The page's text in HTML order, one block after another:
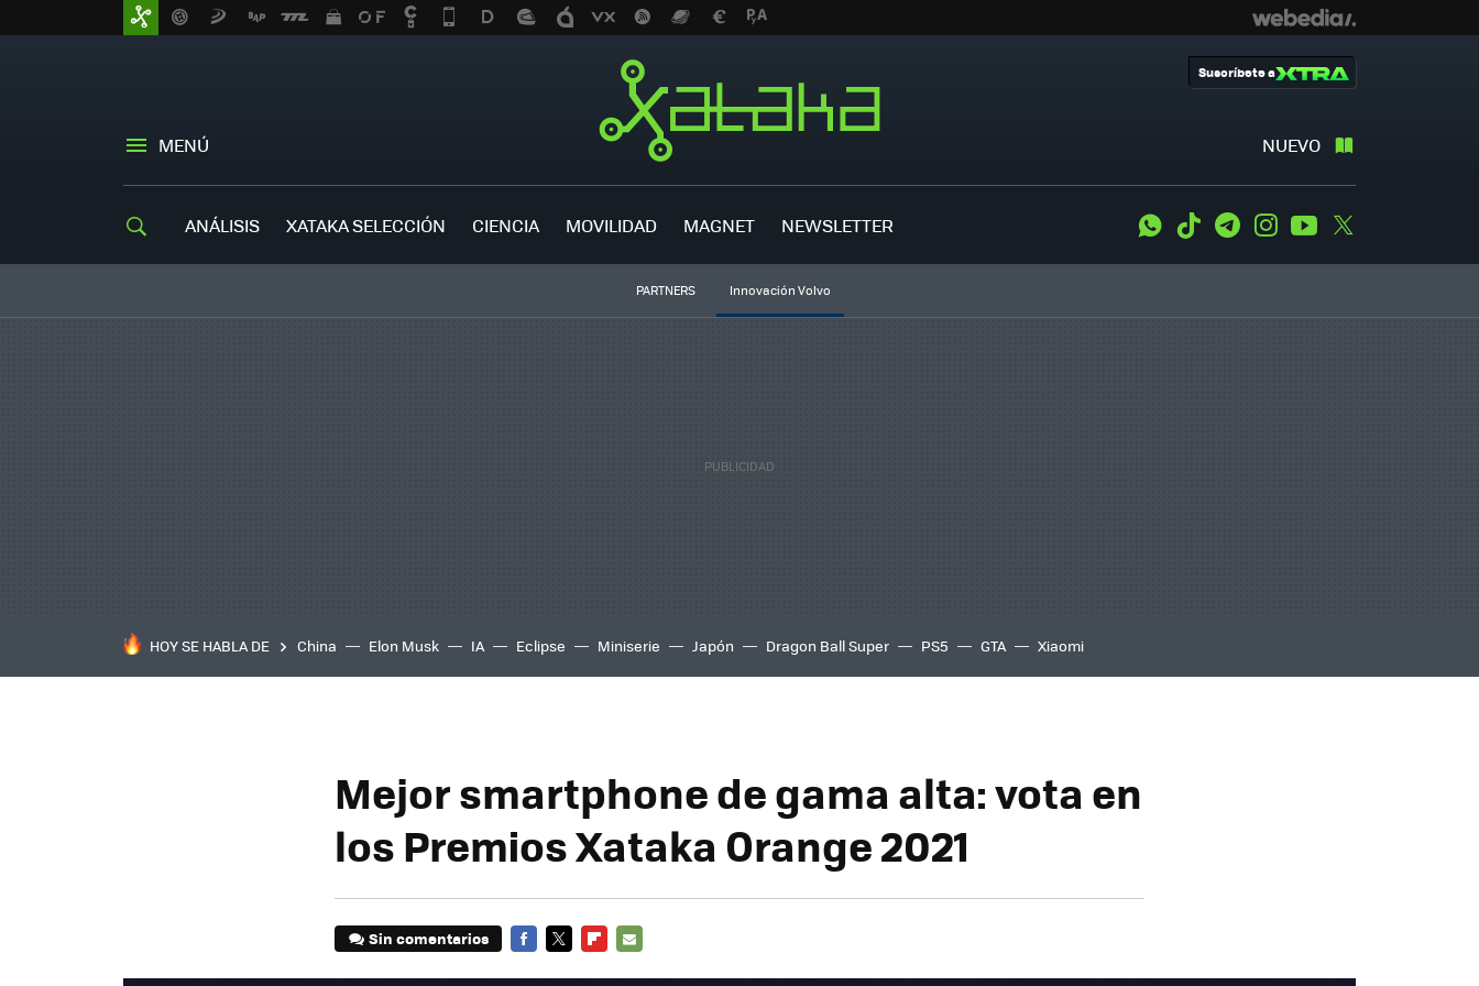
MENÚ NUEVO
Suscríbete a
ANÁLISIS XATAKA SELECCIÓN CIENCIA MOVILIDAD MAGNET NEWSLETTER WhatsApp
Tiktok TelegramInstagramYoutube
PARTNERS Innovación Volvo
HOY SE HABLA DE China Elon Musk IA Eclipse Miniserie Japón Dragon Ball Super PS5 GTA Xiaomi
Mejor smartphone de gama alta: vota en
los Premios Xataka Orange 2021
Sin comentarios